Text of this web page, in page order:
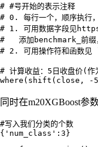
# #号开始的表示注释
# 0. 每行一个，顺序执行
# 1. 可用数据字段见
#   添加benchmark_前缀
# 2. 可用操作符和函数
# 计算收益：5日收盘价(作
同时在m20XGBoost参
#写入我们分类的个数